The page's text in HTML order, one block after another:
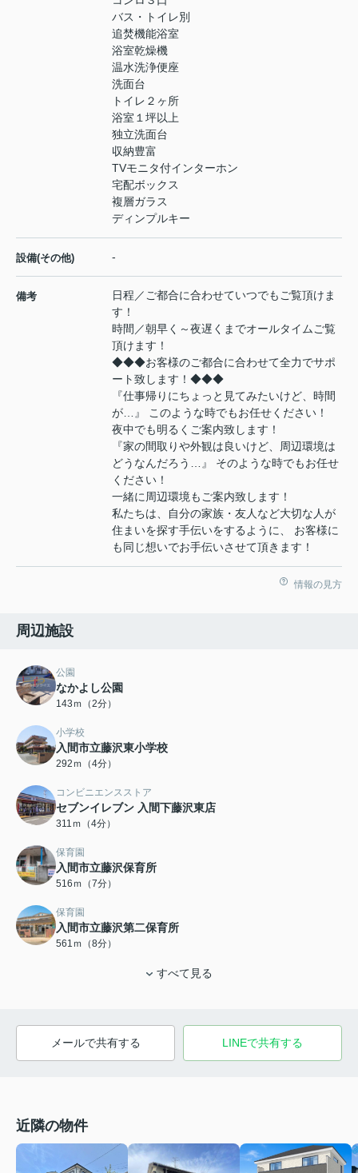
バス・トイレ別
追焚機能浴室
浴室乾燥機
温水洗浄便座
洗面台
トイレ２ヶ所
浴室１坪以上
独立洗面台
収納豊富
TVモニタ付インターホン
宅配ボックス
複層ガラス
ディンプルキー
設備(その他) -
備考
日程／ご都合に合わせていつでもご覧頂けま
す！
時間／朝早く～夜遅くまでオールタイムご覧
頂けます！
◆◆◆お客様のご都合に合わせて全力でサポ
ート致します！◆◆◆
『仕事帰りにちょっと見てみたいけど、時間
が…』 このような時でもお任せください！
夜中でも明るくご案内致します！
『家の間取りや外観は良いけど、周辺環境は
どうなんだろう…』 そのような時でもお任せ
ください！
一緒に周辺環境もご案内致します！
私たちは、自分の家族・友人など大切な人が
住まいを探す手伝いをするように、 お客様に
も同じ想いでお手伝いさせて頂きます！
情報の見方
周辺施設
公園
なかよし公園
143ｍ（2分）
小学校
入間市立藤沢東小学校
292ｍ（4分）
コンビニエンスストア
セブンイレブン 入間下藤沢東店
311ｍ（4分）
保育園
入間市立藤沢保育所
516ｍ（7分）
保育園
入間市立藤沢第二保育所
561ｍ（8分）
すべて見る
メールで共有する LINEで共有する
近隣の物件